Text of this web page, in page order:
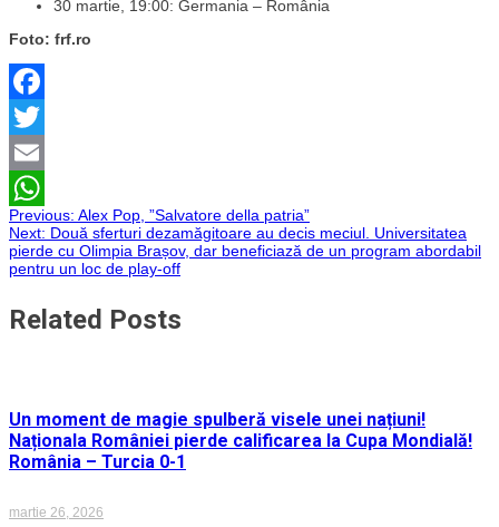
30 martie, 19:00: Germania – România
Foto: frf.ro
Facebook
Twitter
Email
WhatsApp
Navigare
în
articole
Previous: Alex Pop, ”Salvatore della patria”
Next: Două sferturi dezamăgitoare au decis meciul. Universitatea
pierde cu Olimpia Brașov, dar beneficiază de un program abordabil
pentru un loc de play-off
Related Posts
Un moment de magie spulberă visele unei națiuni!
Naționala României pierde calificarea la Cupa Mondială!
România – Turcia 0-1
martie 26, 2026